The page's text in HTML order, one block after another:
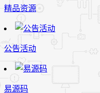
精品资源
公告活动
易源码